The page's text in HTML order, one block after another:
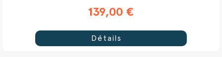
139,00 €
Détails